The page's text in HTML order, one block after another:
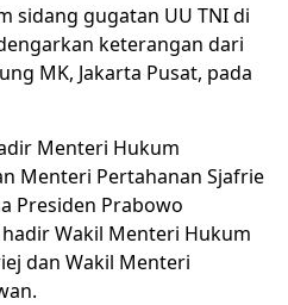
sidang gugatan UU TNIdi
keterangan dari
MK, Jakarta Pusat, pada
Menteri Hukum
Menteri Pertahanan Sjafrie
Presiden Prabowo
Wakil Menteri Hukum
dan Wakil Menteri